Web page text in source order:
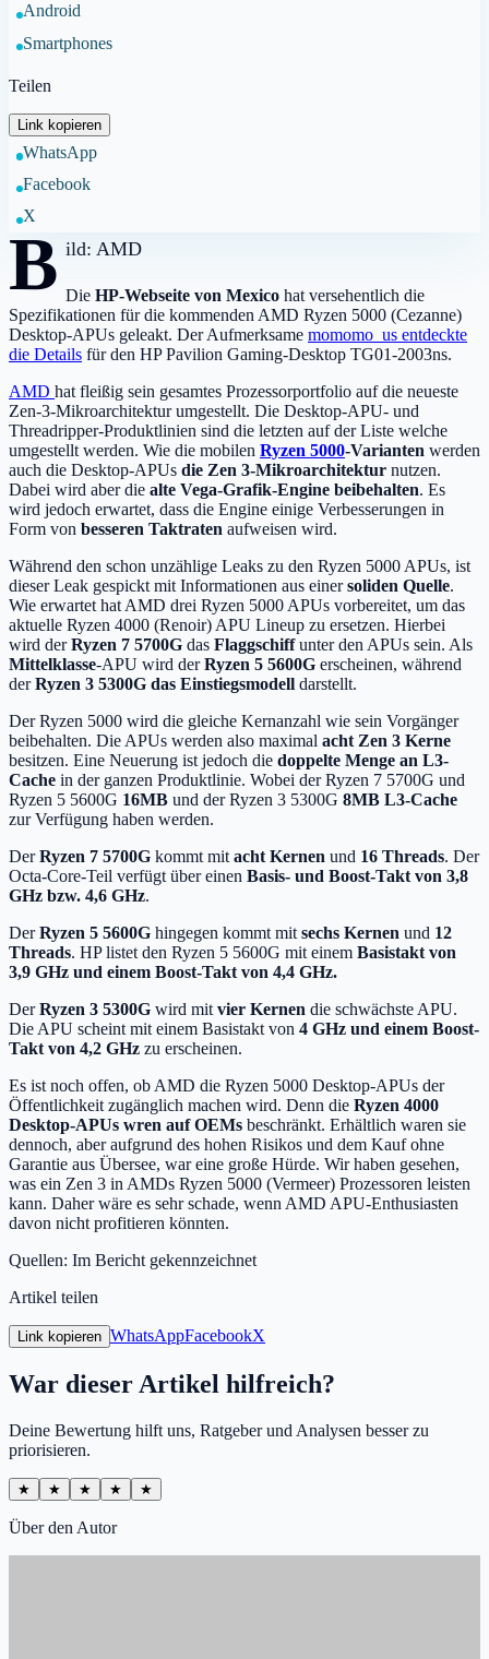
Android
Smartphones
Teilen
Link kopieren
WhatsApp
Facebook
X
B ild: AMD
DieHP-Webseite von Mexico hat versehentlich die
Spezifikationen für die kommenden AMD Ryzen 5000 (Cezanne)
Desktop-APUs geleakt. Der Aufmerksame momomo_us entdeckte
die Details für den HP Pavilion Gaming-Desktop TG01-2003ns.
AMD hat fleißig sein gesamtes Prozessorportfolio auf die neueste
Zen-3-Mikroarchitektur umgestellt. Die Desktop-APU- und
Threadripper-Produktlinien sind die letzten auf der Liste welche
umgestellt werden. Wie die mobilen Ryzen 5000-Varianten werden
auch die Desktop-APUs die Zen 3-Mikroarchitektur nutzen.
Dabei wird aber die alte Vega-Grafik-Engine beibehalten. Es
wird jedoch erwartet, dass die Engine einige Verbesserungen in
Form von besseren Taktraten aufweisen wird.
Während den schon unzählige Leaks zu den Ryzen 5000 APUs, ist
dieser Leak gespickt mit Informationen aus einersoliden Quelle.
Wie erwartet hat AMD drei Ryzen 5000 APUs vorbereitet, um das
aktuelle Ryzen 4000 (Renoir) APU Lineup zu ersetzen. Hierbei
wird derRyzen 7 5700G das Flaggschiffunter den APUs sein. Als
Mittelklasse-APU wird derRyzen 5 5600G erscheinen, während
derRyzen 3 5300G das Einstiegsmodell darstellt.
Der Ryzen 5000 wird die gleiche Kernanzahl wie sein Vorgänger
beibehalten. Die APUs werden also maximal acht Zen 3 Kerne
besitzen. Eine Neuerung ist jedoch die doppelte Menge an L3-
Cache in der ganzen Produktlinie. Wobei der Ryzen 7 5700G und
Ryzen 5 5600G 16MB und der Ryzen 3 5300G 8MB L3-Cache
zur Verfügung haben werden.
DerRyzen 7 5700G kommt mit acht Kernen und 16 Threads. Der
Octa-Core-Teil verfügt über einen Basis- und Boost-Takt von 3,8
GHz bzw. 4,6 GHz.
DerRyzen 5 5600G hingegen kommt mit sechs Kernen und 12
Threads. HP listet den Ryzen 5 5600G mit einem Basistakt von
3,9 GHz und einem Boost-Takt von 4,4 GHz.
DerRyzen 3 5300G wird mit vier Kernen die schwächste APU.
Die APU scheint mit einem Basistakt von 4 GHz und einem Boost-
Takt von 4,2 GHz zu erscheinen.
Es ist noch offen, ob AMD die Ryzen 5000 Desktop-APUs der
Öffentlichkeit zugänglich machen wird. Denn die Ryzen 4000
Desktop-APUs wren auf OEMs beschränkt. Erhältlich waren sie
dennoch, aber aufgrund des hohen Risikos und dem Kauf ohne
Garantie aus Übersee, war eine große Hürde. Wir haben gesehen,
was ein Zen 3 in AMDs Ryzen 5000 (Vermeer) Prozessoren leisten
kann. Daher wäre es sehr schade, wenn AMD APU-Enthusiasten
davon nicht profitieren könnten.
Quellen: Im Bericht gekennzeichnet
Artikel teilen
Link kopieren WhatsAppFacebookX
War dieser Artikel hilfreich?
Deine Bewertung hilft uns, Ratgeber und Analysen besser zu
priorisieren.
★ ★ ★ ★ ★
Über den Autor